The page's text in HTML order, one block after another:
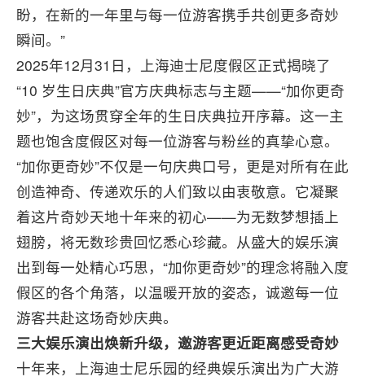
盼，在新的一年里与每一位游客携手共创更多奇妙
瞬间。”
2025年12月31日，上海迪士尼度假区正式揭晓了
“10 岁生日庆典”官方庆典标志与主题——“加你更奇
妙”，为这场贯穿全年的生日庆典拉开序幕。这一主
题也饱含度假区对每一位游客与粉丝的真挚心意。
“加你更奇妙”不仅是一句庆典口号，更是对所有在此
创造神奇、传递欢乐的人们致以由衷敬意。它凝聚
着这片奇妙天地十年来的初心——为无数梦想插上
翅膀，将无数珍贵回忆悉心珍藏。从盛大的娱乐演
出到每一处精心巧思，“加你更奇妙”的理念将融入度
假区的各个角落，以温暖开放的姿态，诚邀每一位
游客共赴这场奇妙庆典。
三大娱乐演出焕新升级，邀游客更近距离感受奇妙
十年来，上海迪士尼乐园的经典娱乐演出为广大游